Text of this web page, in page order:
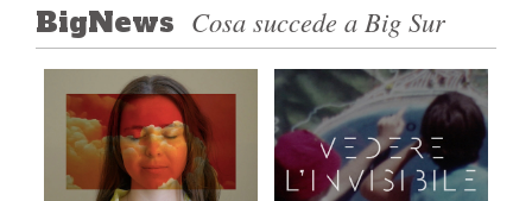
BigNews Cosa succede a Big Sur